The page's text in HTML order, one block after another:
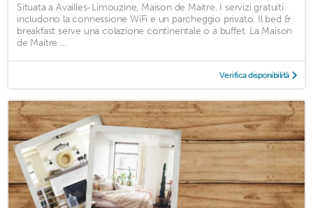
Situata a Availles-Limouzine, Maison de Maitre. I servizi gratuiti
includono la connessione WiFi e un parcheggio privato. Il bed &
breakfast serve una colazione continentale o a buffet. La Maison
de Maitre ...
Verifica disponibilità